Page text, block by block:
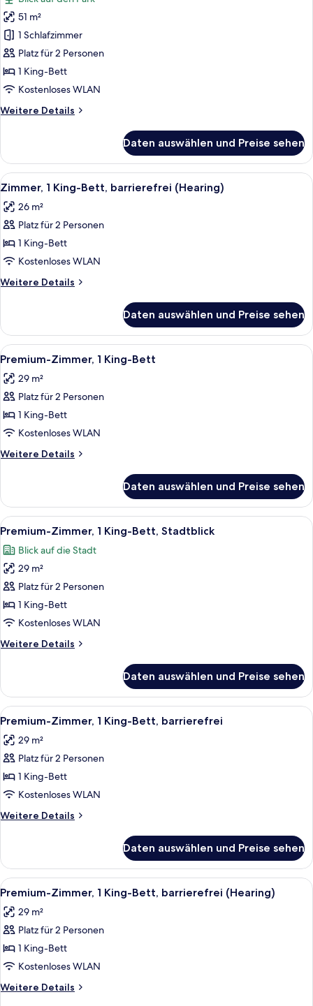
für
Suite,
Schlafzimmer
anzeigen
51 m²
1 Schlafzimmer
Platz für 2 Personen
1 King-Bett
Kostenloses WLAN
Weitere Details
Weitere
1
Schlafzimmer
Daten auswählen und Preise sehen
Alle
Fotos
für
Zimmer,
1 King-
Bett,
barrierefrei
(Hearing)
Ein Hotelzimmer mit einem großen
5
Zimmer, 1 King-Bett, barrierefrei (Hearing)
26 m²
Platz für 2 Personen
1 King-Bett
Kostenloses WLAN
Weitere Details
Weitere
1 King-
Bett,
barrierefrei
Daten auswählen und Preise sehen
Alle
Fotos
für
Premium-
Zimmer,
1 King-
Bett
anzeigen
Ein Hotelzimmer mit einem großen
6
Premium-Zimmer, 1 King-Bett
29 m²
Platz für 2 Personen
1 King-Bett
Kostenloses WLAN
Weitere Details
Weitere
Zimmer,
1 King-
Bett
Daten auswählen und Preise sehen
Alle
Fotos
für
Premium-
Zimmer,
1 King-
Bett,
anzeigen
Ein Hotelzimmer mit einem großen
8
Premium-Zimmer, 1 King-Bett, Stadtblick
Blick auf die Stadt
29 m²
Platz für 2 Personen
1 King-Bett
Kostenloses WLAN
Weitere Details
Weitere
Zimmer,
1 King-
Bett,
Daten auswählen und Preise sehen
Alle
Fotos
für
Premium-
Zimmer,
1 King-
Bett,
barrierefrei
Ein Hotelzimmer mit einem großen
5
Premium-Zimmer, 1 King-Bett, barrierefrei
29 m²
Platz für 2 Personen
1 King-Bett
Kostenloses WLAN
Weitere Details
Weitere
Zimmer,
1 King-
Bett,
Daten auswählen und Preise sehen
Alle
Fotos
für
Premium-
Zimmer,
1 King-
Bett,
barrierefrei
Ein Hotelzimmer mit einem großen
5
Premium-Zimmer, 1 King-Bett, barrierefrei (Hearing)
29 m²
Platz für 2 Personen
1 King-Bett
Kostenloses WLAN
Weitere Details
Weitere